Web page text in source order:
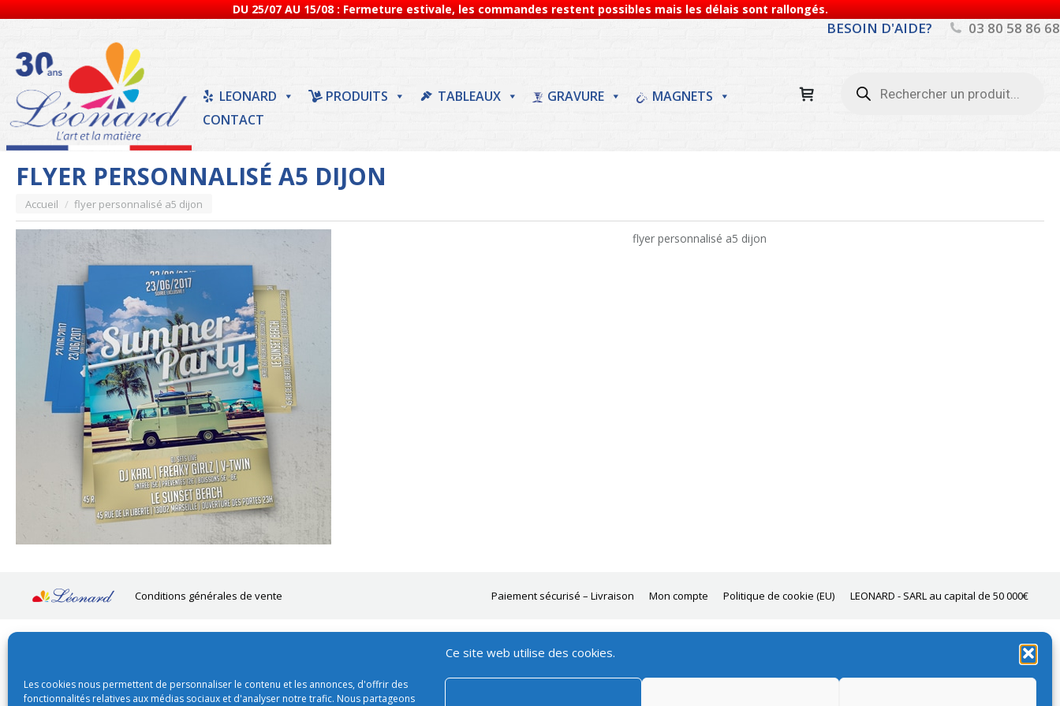
DU 25/07 AU 15/08 : Fermeture estivale, les commandes restent possibles mais les délais sont rallongés.
Ce site web utilise des cookies.
Les cookies nous permettent de personnaliser le contenu et les annonces, d'offrir des
fonctionnalités relatives aux médias sociaux et d'analyser notre trafic. Nous partageons
BESOIN D'AIDE? 03 80 58 86 68
LEONARD PRODUITS TABLEAUX GRAVURE
MAGNETS
CONTACT
produits
FLYER PERSONNALISÉ A5 DIJON
Vous êtes ici :
Accueil flyer personnalisé a5 dijon
flyer personnalisé a5 dijon
Conditions générales de vente Paiement sécurisé – Livraison Mon compte Politique de cookie (EU) LEONARD - SARL au capital de 50 000€